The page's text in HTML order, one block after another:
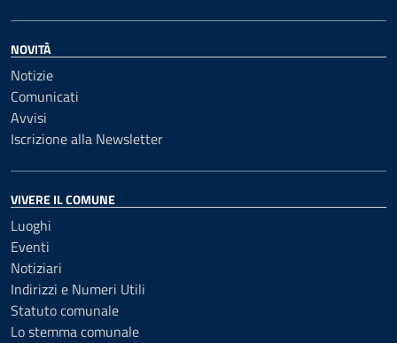
NOVITÀ
Notizie
Comunicati
Avvisi
Iscrizione alla Newsletter
VIVERE IL COMUNE
Luoghi
Eventi
Notiziari
Indirizzi e Numeri Utili
Statuto comunale
Lo stemma comunale